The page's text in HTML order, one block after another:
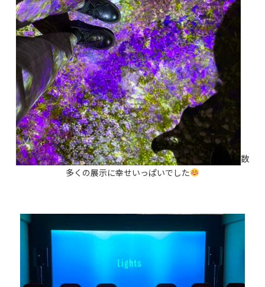
数
多くの展示に幸せいっぱいでした